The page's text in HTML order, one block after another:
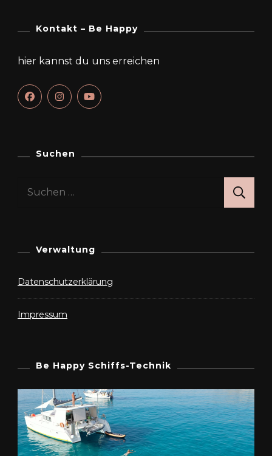
Kontakt – Be Happy
hier kannst du uns erreichen
Suchen
Suchen
Verwaltung
Datenschutzerklärung
Impressum
Be Happy Schiffs-Technik